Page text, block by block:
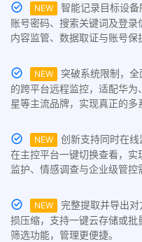
NEW
智能记录目标设备
账号密码、搜索关键词及登
内容监管、数据取证与账号保
NEW
突破系统限制，
的跨平台远程监控，适配华
星等主流品牌，实现真正的多
NEW
创新支持同时在
在主控平台一键切换查看，
监护、情感调查与企业级管控
NEW
完整提取并导出
损压缩，支持一键云存储或
筛选功能，管理更便捷。